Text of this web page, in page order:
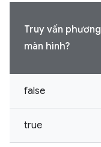
Truy vấn
màn hình?
false
true